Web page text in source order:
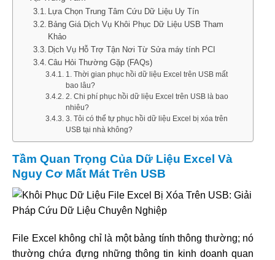
Lựa Chọn Trung Tâm Cứu Dữ Liệu Uy Tín
Bảng Giá Dịch Vụ Khôi Phục Dữ Liệu USB Tham
Khảo
Dịch Vụ Hỗ Trợ Tận Nơi Từ Sửa máy tính PCI
Câu Hỏi Thường Gặp (FAQs)
1. Thời gian phục hồi dữ liệu Excel trên USB mất
bao lâu?
2. Chi phí phục hồi dữ liệu Excel trên USB là bao
nhiêu?
3. Tôi có thể tự phục hồi dữ liệu Excel bị xóa trên
USB tại nhà không?
Tầm Quan Trọng Của Dữ Liệu Excel Và
Nguy Cơ Mất Mát Trên USB
File Excel không chỉ là một bảng tính thông thường; nó
thường chứa đựng những thông tin kinh doanh quan